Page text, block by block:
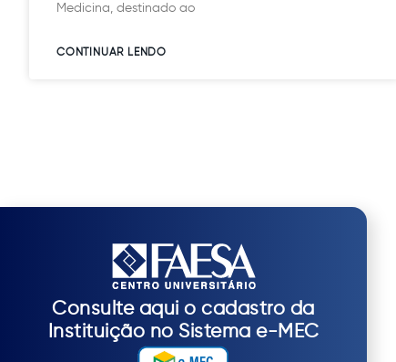
Medicina, destinado ao
CONTINUAR LENDO​
Consulte aqui o cadastro da
Instituição no Sistema e-MEC